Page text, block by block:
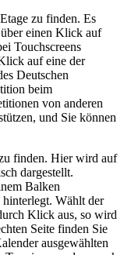
zu finden. Es
einen Klick auf
Touchscreens
auf eine der
Deutschen
beim
von anderen
und Sie können
finden. Hier wird auf
dargestellt.
Balken
Wählt der
Klick aus, so wird
Seite finden Sie
ausgewählten